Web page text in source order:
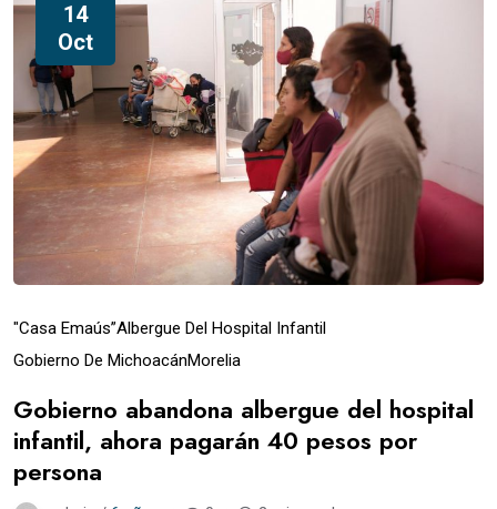
14
Oct
"Casa Emaús”Albergue Del Hospital Infantil
Gobierno De MichoacánMorelia
Gobierno abandona albergue del hospital
infantil, ahora pagarán 40 pesos por
persona